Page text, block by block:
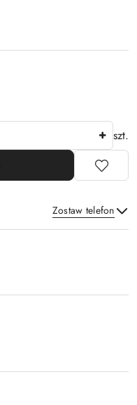
szt.
Zostaw telefon